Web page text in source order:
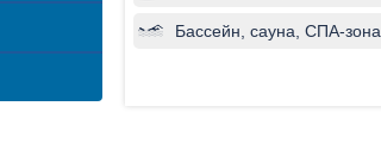
Бассейн, сауна, СПА-зона